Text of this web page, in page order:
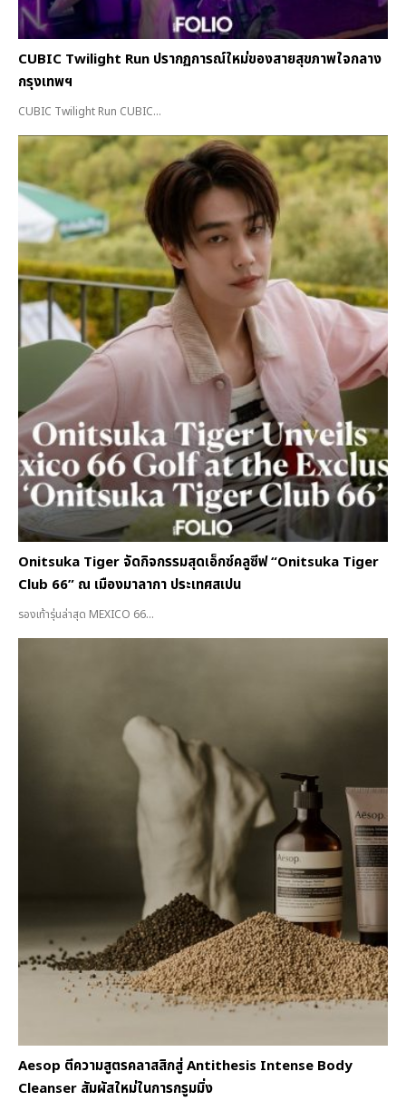
CUBIC Twilight Run ปรากฏการณ์ใหม่ของสายสุขภาพใจกลาง
กรุงเทพฯ
CUBIC Twilight Run CUBIC...
Onitsuka Tiger จัดกิจกรรมสุดเอ็กซ์คลูซีฟ “Onitsuka Tiger
Club 66” ณ เมืองมาลากา ประเทศสเปน
รองเท้ารุ่นล่าสุด MEXICO 66...
Aesop ตีความสูตรคลาสสิกสู่ Antithesis Intense Body
Cleanser สัมผัสใหม่ในการกรูมมิ่ง